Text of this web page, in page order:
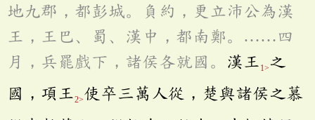
地九郡，都彭城。負約，更立沛公為漢
王，王巴、蜀、漢中，都南鄭。……四
月，兵罷戲下，諸侯各就國。
漢王 1> 之
國，項王2>使卒三萬人從，楚與諸侯之慕